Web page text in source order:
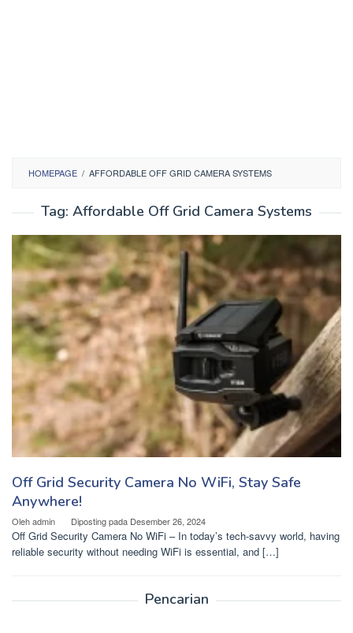
HOMEPAGE / AFFORDABLE OFF GRID CAMERA SYSTEMS
Tag: Affordable Off Grid Camera Systems
Off Grid Security Camera No WiFi, Stay Safe
Anywhere!
Olehadmin Diposting pada Desember 26, 2024
Off Grid Security Camera No WiFi – In today’s tech-savvy world, having
reliable security without needing WiFi is essential, and […]
Pencarian